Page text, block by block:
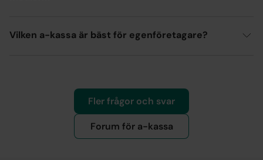
Vilken a-kassa är bäst för egenföretagare?
Fler frågor och svar
Forum för a-kassa